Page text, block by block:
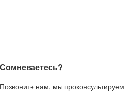
Сомневаетесь?
Позвоните нам, мы проконсультируем